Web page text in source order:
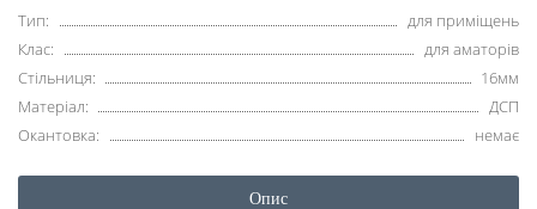
Тип:
для приміщень
Клас:
для аматорів
Стільниця:
16мм
Матеріал:
ДСП
Окантовка:
немає
Опис